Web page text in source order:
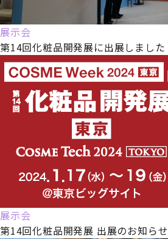
展示会
第14回化粧品開発展に出展しました
展示会
第14回化粧品開発展 出展のお知らせ